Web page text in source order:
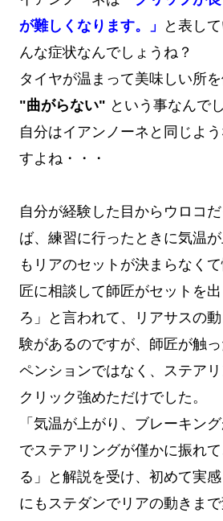
が難しくなります。」
と表し
んな症状なんでしょうね？
タイヤが温まって美味しい所
"曲がらない" という事なんで
自分はイアンノーネと同じよ
すよね・・・
自分が経験した目からウロコ
ば、練習に行ったときに気温
もリアのセットが決まらなく
匠に相談して師匠がセットを
ろ」と言われて、リアサスの
験があるのですが、師匠が触
ペンションではなく、ステア
クリック強めただけでした。
「気温が上がり、ブレーキン
でステアリングが僅かに振れ
る」と解説を受け、初めて実
にもステダンでリアの動きま